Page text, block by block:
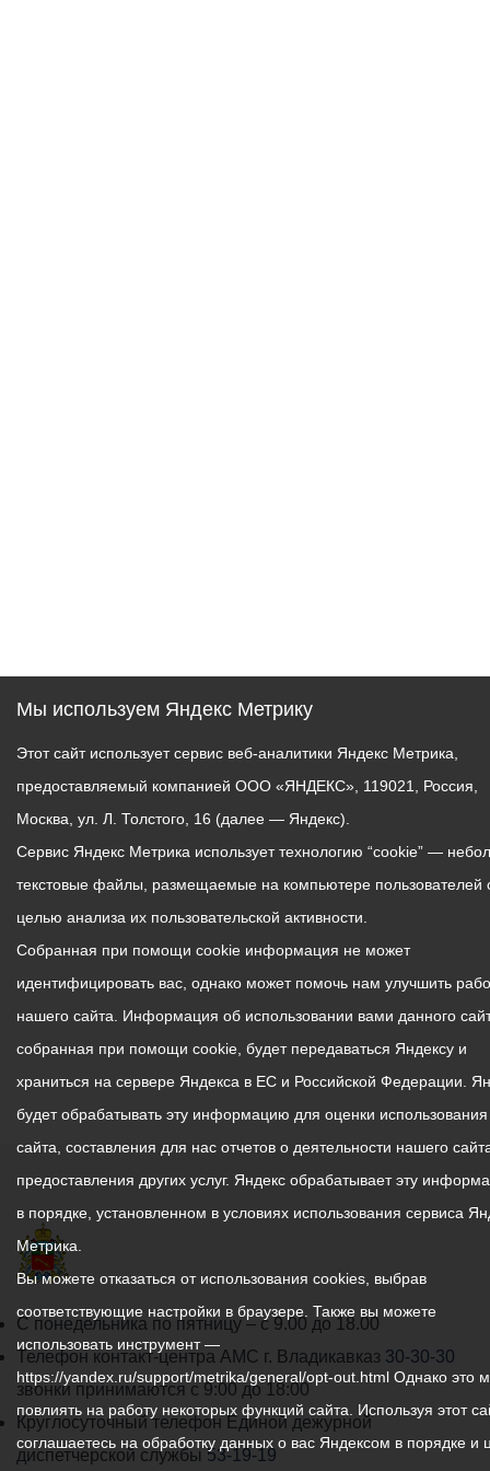
График
работы
администрации
местного
самоуправления
С понедельника по пятницу – с 9.00 до 18.00
Телефон контакт-центра АМС г. Владикавказ 30-30-30
звонки принимаются с 9:00 до 18:00
Круглосуточный телефон Единой дежурной
диспетчерской службы 53-19-19
Мы используем Яндекс Метрику
Этот сайт использует сервис веб-аналитики Яндекс Метрика,
предоставляемый компанией ООО «ЯНДЕКС», 119021, Россия,
Москва, ул. Л. Толстого, 16 (далее — Яндекс).
Сервис Яндекс Метрика использует технологию “cookie” —
текстовые файлы, размещаемые на компьютере пользователей
целью анализа их пользовательской активности.
Собранная при помощи cookie информация не может
идентифицировать вас, однако может помочь нам улучшить
нашего сайта. Информация об использовании вами данного
собранная при помощи cookie, будет передаваться Яндексу и
храниться на сервере Яндекса в ЕС и Российской Федерации.
будет обрабатывать эту информацию для оценки
сайта, составления для нас отчетов о деятельности нашего
предоставления других услуг. Яндекс обрабатывает эту
в порядке, установленном в условиях использования сервиса
Метрика.
Вы можете отказаться от использования cookies, выбрав
соответствующие настройки в браузере. Также вы можете
использовать инструмент —
https://yandex.ru/support/metrika/general/opt-out.html Однако это
повлиять на работу некоторых функций сайта. Используя этот
соглашаетесь на обработку данных о вас Яндексом в порядке и